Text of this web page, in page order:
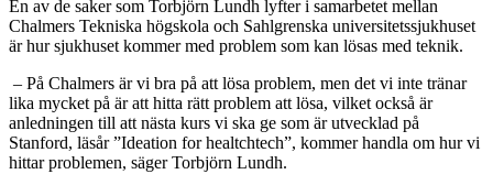
En av de saker som Torbjörn Lundh lyfter i samarbetet mellan
Chalmers Tekniska högskola och Sahlgrenska universitetssjukhuset
är hur sjukhuset kommer med problem som kan lösas med teknik.
– På Chalmers är vi bra på att lösa problem, men det vi inte tränar
lika mycket på är att hitta rätt problem att lösa, vilket också är
anledningen till att nästa kurs vi ska ge som är utvecklad på
Stanford, läsår ”Ideation for healtchtech”, kommer handla om hur vi
hittar problemen, säger Torbjörn Lundh.